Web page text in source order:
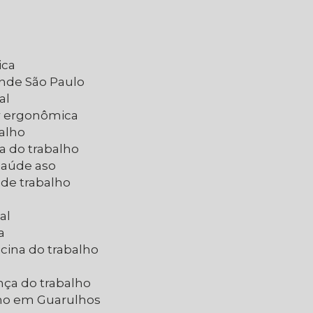
São Paulo
ergonômica
do trabalho
aso
de trabalho
do trabalho
do trabalho
em Guarulhos